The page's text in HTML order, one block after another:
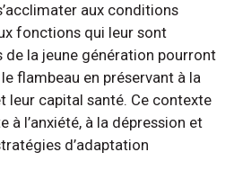
aux conditions
fonctions qui leur sont
de la jeune génération pourront
flambeau en préservant à la
capital santé. Ce contexte
à l’anxiété, à la dépression et
d’adaptation